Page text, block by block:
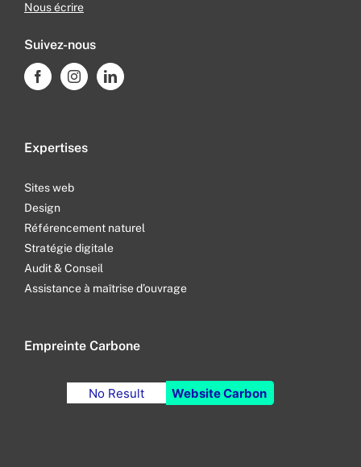
Nous écrire
Suivez-nous
Expertises
Sites web
Design
Référencement naturel
Stratégie digitale
Audit & Conseil
Assistance à maîtrise d’ouvrage
Empreinte Carbone
No Result Website Carbon